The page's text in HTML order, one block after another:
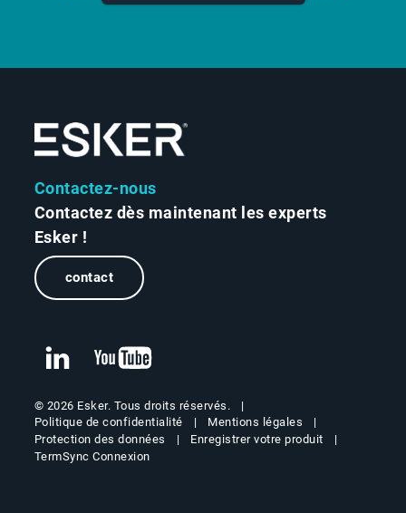
Contactez-nous
Contactez dès maintenant les experts
Esker !
contact
© 2026 Esker. Tous droits réservés.
Politique de confidentialité
Mentions légales
Protection des données
Enregistrer votre produit
TermSync Connexion